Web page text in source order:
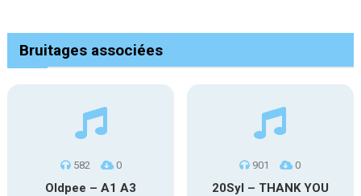
Bruitages associées
582 0
Oldpee – A1 A3
901 0
20Syl – THANK YOU